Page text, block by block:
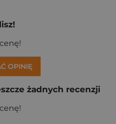
OPINIĘ
żadnych recenzji